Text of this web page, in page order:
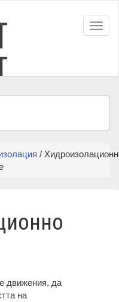
/
движения, да
на